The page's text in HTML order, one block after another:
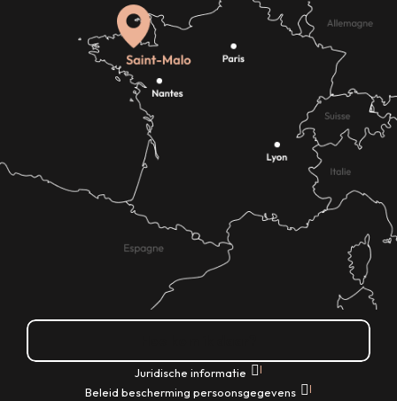
Juridische informatie |
Beleid bescherming persoonsgegevens |